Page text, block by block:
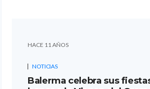
HACE 11 AÑOS
NOTICIAS
Balerma celebra sus